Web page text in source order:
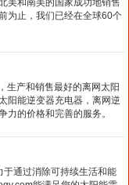
美和南美的国家成功地销售
为止，我们已经在全球60个
生产和销售最好的离网太阳
阳能逆变器充电器，离网逆
力的价格和完善的服务。
通过消除可持续生活和能